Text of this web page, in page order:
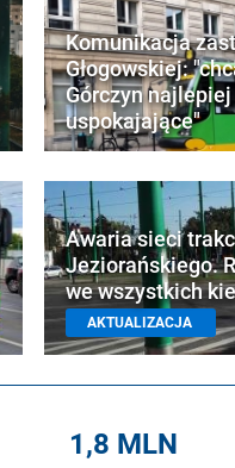
Komunikacja
Głogowskiej:
Górczyn
uspokajające"
Awaria sieci
Jeziorańskiego.
we wszystkich
AKTUALIZACJA
1,8 MLN